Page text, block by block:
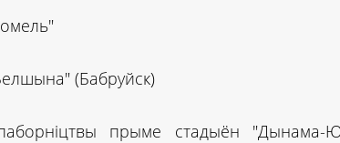
(Бабруйск)
прыме стадыён